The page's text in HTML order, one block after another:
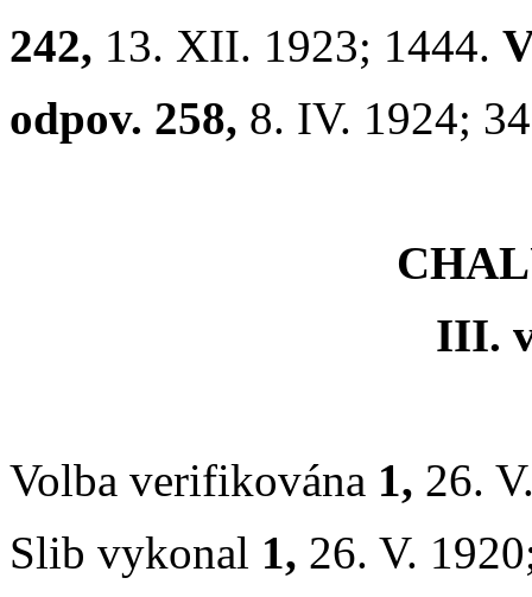
242, 13. XII. 1923; 1444.
odpov. 258, 8. IV. 1924;
III.
Volba verifikována 1, 26.
Slib vykonal 1, 26. V.